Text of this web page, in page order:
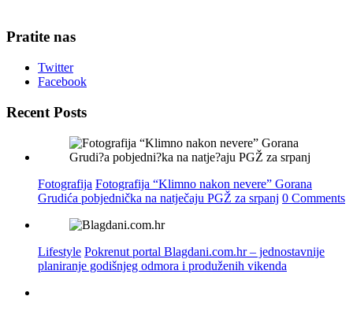
Pratite nas
Twitter
Facebook
Recent Posts
Fotografija Fotografija “Klimno nakon nevere” Gorana
Grudića pobjednička na natječaju PGŽ za srpanj 0 Comments
Lifestyle Pokrenut portal Blagdani.com.hr – jednostavnije
planiranje godišnjeg odmora i produženih vikenda